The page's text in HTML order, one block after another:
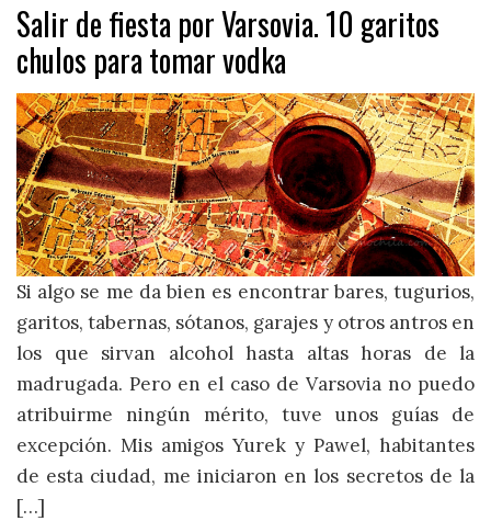
Salir de fiesta por Varsovia. 10 garitos
chulos para tomar vodka
Si algo se me da bien es encontrar bares, tugurios,
garitos, tabernas, sótanos, garajes y otros antros en
los que sirvan alcohol hasta altas horas de la
madrugada. Pero en el caso de Varsovia no puedo
atribuirme ningún mérito, tuve unos guías de
excepción. Mis amigos Yurek y Pawel, habitantes
de esta ciudad, me iniciaron en los secretos de la
[…]